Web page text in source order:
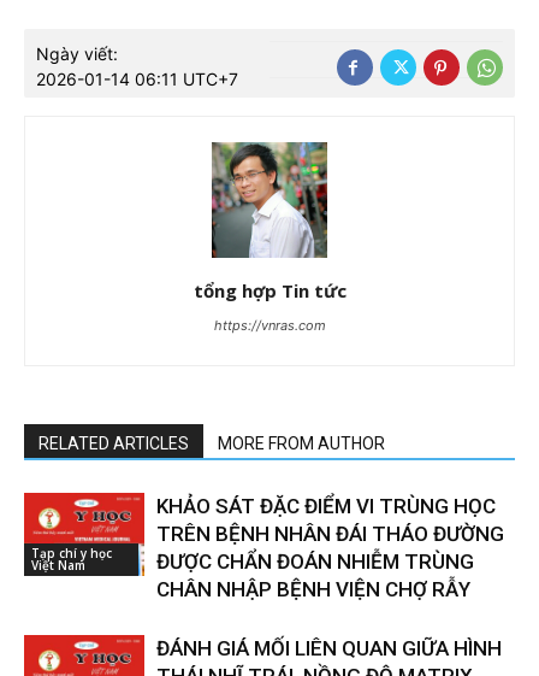
Ngày viết:
2026-01-14 06:11 UTC+7
tổng hợp Tin tức
https://vnras.com
RELATED ARTICLES MORE FROM AUTHOR
Tạp chí y học
Việt Nam
KHẢO SÁT ĐẶC ĐIỂM VI TRÙNG HỌC
TRÊN BỆNH NHÂN ĐÁI THÁO ĐƯỜNG
ĐƯỢC CHẨN ĐOÁN NHIỄM TRÙNG
CHÂN NHẬP BỆNH VIỆN CHỢ RẪY
ĐÁNH GIÁ MỐI LIÊN QUAN GIỮA HÌNH